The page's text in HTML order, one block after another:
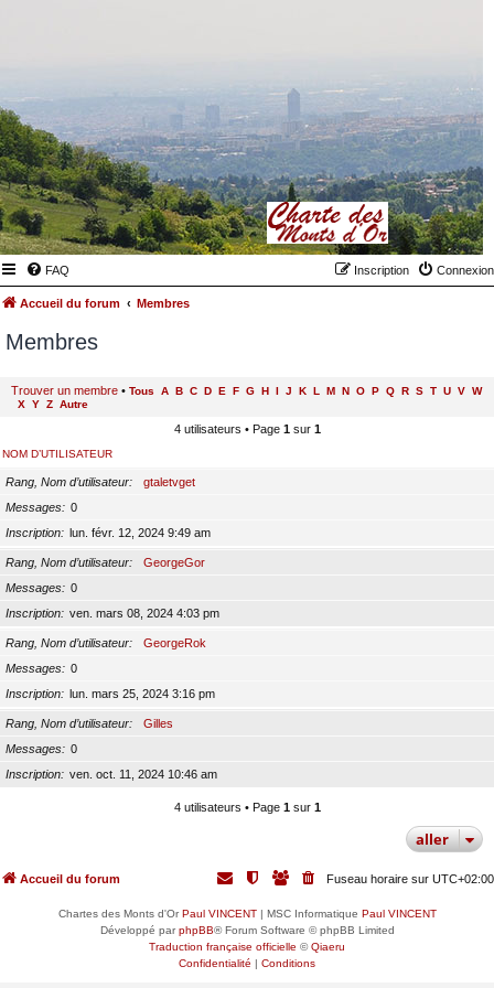
FAQ Connexion
Inscription
Accueil du forum Membres
Membres
Trouver un membre • Tous A B C D E F G H I J K L M N O P Q R S T U V W
X Y Z Autre
4 utilisateurs • Page 1sur 1
NOM D’UTILISATEUR
Rang, Nom d’utilisateur
gtaletvget
Messages
0
Inscription
lun. févr. 12, 2024 9:49 am
Rang, Nom d’utilisateur
GeorgeGor
Messages
0
Inscription
ven. mars 08, 2024 4:03 pm
Rang, Nom d’utilisateur
GeorgeRok
Messages
0
Inscription
lun. mars 25, 2024 3:16 pm
Rang, Nom d’utilisateur
Gilles
Messages
0
Inscription
ven. oct. 11, 2024 10:46 am
4 utilisateurs • Page 1sur 1
aller
Accueil du forum Fuseau horaire sur UTC+02:00
Chartes des Monts d'OrPaul VINCENT| MSC Informatique Paul VINCENT
Développé parphpBB® Forum Software © phpBB Limited
Traduction française officielle ©Qiaeru
Confidentialité | Conditions